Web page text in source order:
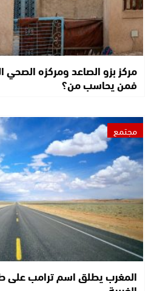
مركز بزو الصاعد ومركزه الصحي
فمن يحاسب من؟
مجتمع
المغرب يطلق اسم ترامب على